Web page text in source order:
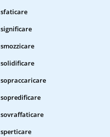
sfaticare
significare
smozzicare
solidificare
sopraccaricare
sopredificare
sovraffaticare
sperticare